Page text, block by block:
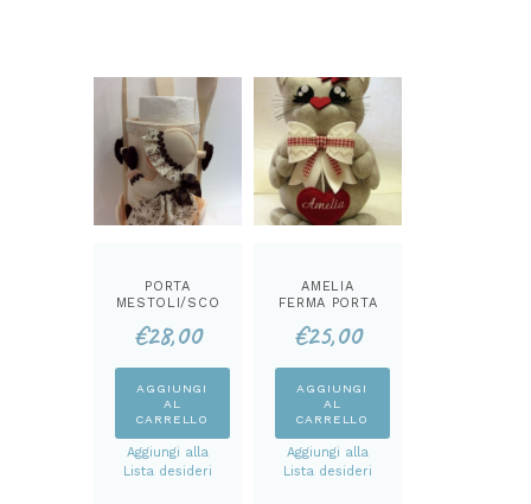
PORTA
MESTOLI/SCO
KIT
€28,00
AGGIUNGI
AL
CARRELLO
Aggiungi alla
Lista desideri
AMELIA
FERMA PORTA
€25,00
AGGIUNGI
AL
CARRELLO
Aggiungi alla
Lista desideri